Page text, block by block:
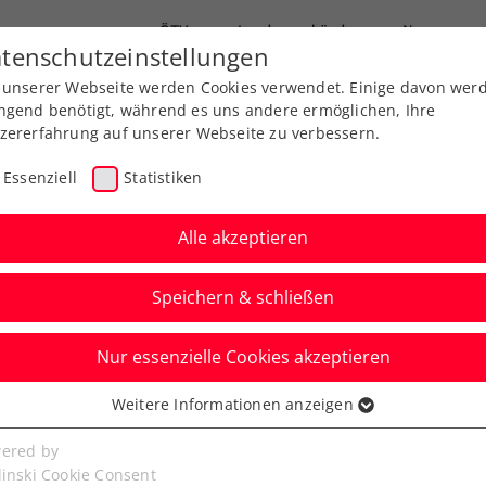
ÖTV Landesverbände News
Ausbildung Services Über uns
im
Webseite werden Cookies verwendet. Einige davon
benötigt, während es uns andere ermöglichen, Ihre
auf unserer Webseite zu verbessern.
Essenziell Statistiken
Alle akzeptieren
Speichern & schließen
Nur essenzielle Cookies akzeptieren
Cookies werden für grundlegende Funktionen der
benötigt. Dadurch ist gewährleistet, dass die Webseite
Weitere Informationen anzeigen
by
Cookie Consent